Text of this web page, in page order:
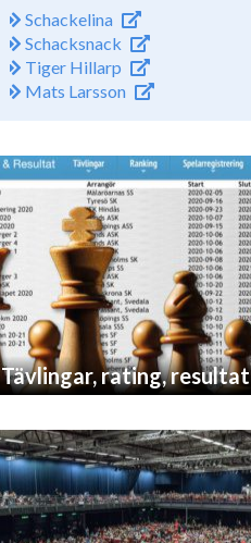
Schackelina
Schacksnack
Tiger Hillarp
Mats Larsson
Tävlingar, rating, resultat